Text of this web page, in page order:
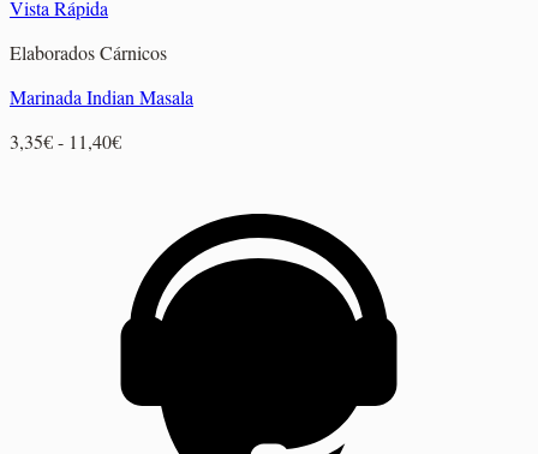
Vista Rápida
Elaborados Cárnicos
Marinada Indian Masala
3,35€- 11,40€Rango
hasta
11,40€